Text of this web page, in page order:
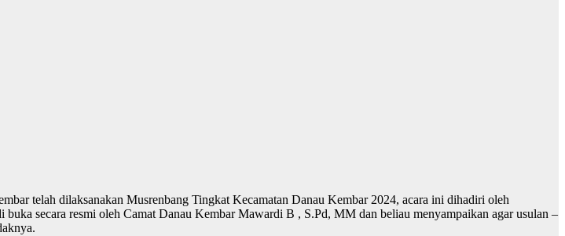
telah dilaksanakan Musrenbang Tingkat Kecamatan Danau Kembar 2024, acara ini dihadiri oleh
secara resmi oleh Camat Danau Kembar Mawardi B , S.Pd, MM dan beliau menyampaikan agar usulan –